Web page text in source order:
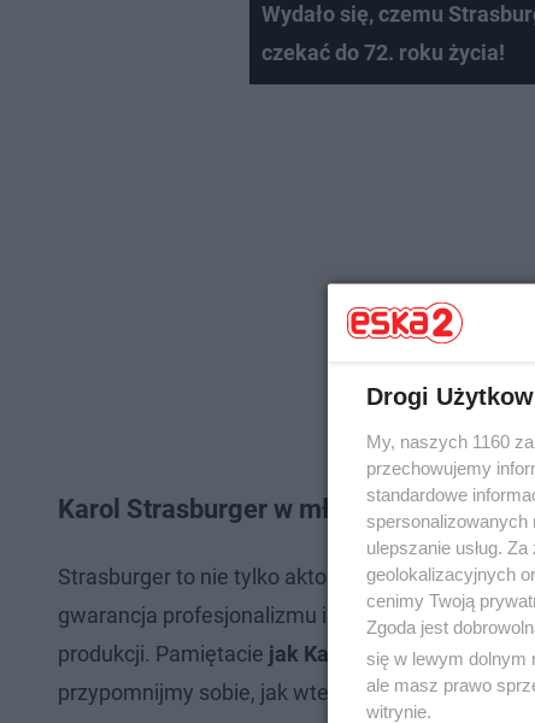
Wydało się, czemu
czekać do 72. roku życia!
Karol Strasburger w młodości - tak
Strasburger to nie tylko aktor i prezenter - to
gwarancja profesjonalizmu i dobrego humoru, a
produkcji. Pamiętacie jak Karol Strasburger
przypomnijmy sobie, jak wtedy wyglądał. Trzeba
Drogi
My, naszych 1160
przechowujemy
standardowe
spersonalizowanych
ulepszanie usług.
geolokalizacyjnych
cenimy Twoją
Zgoda jest
się w lewym dolnym
ale masz prawo
witrynie.